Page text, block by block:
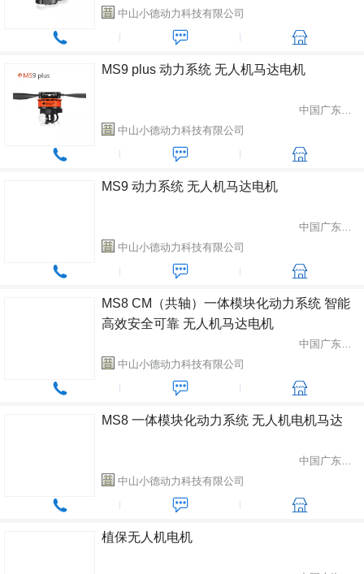
中山小德动力科技有限公司
MS9 plus 动力系统 无人机马达电机
中国广东省中山市
中山小德动力科技有限公司
MS9 动力系统 无人机马达电机
中国广东省中山市
中山小德动力科技有限公司
MS8 CM（共轴）一体模块化动力系统 智能
高效安全可靠 无人机马达电机
中国广东省中山市
中山小德动力科技有限公司
MS8 一体模块化动力系统 无人机电机马达
中国广东省中山市
中山小德动力科技有限公司
植保无人机电机